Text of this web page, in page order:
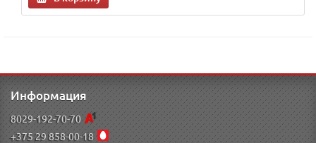
Информация
8029-192-70-70
+375 29 858-00-18